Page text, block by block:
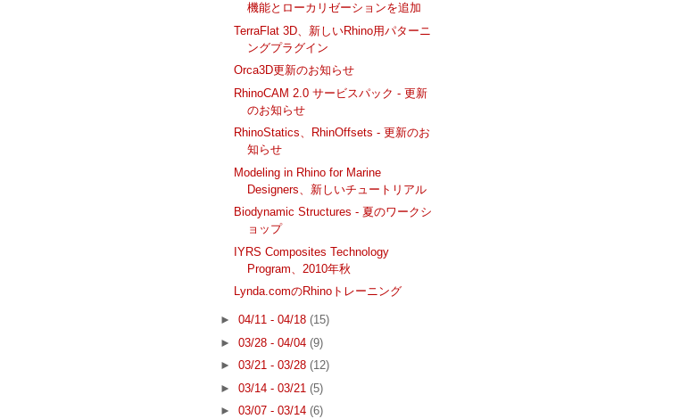
機能とローカリゼーションを追加
TerraFlat 3D、新しいRhino用パターニ
ングプラグイン
Orca3D更新のお知らせ
RhinoCAM 2.0 サービスパック - 更新
のお知らせ
RhinoStatics、RhinOffsets - 更新のお
知らせ
Modeling in Rhino for Marine
Designers、新しいチュートリアル
Biodynamic Structures - 夏のワークシ
ョップ
IYRS Composites Technology
Program、2010年秋
Lynda.comのRhinoトレーニング
► 04/11 - 04/18 (15)
► 03/28 - 04/04 (9)
► 03/21 - 03/28 (12)
► 03/14 - 03/21 (5)
► 03/07 - 03/14 (6)